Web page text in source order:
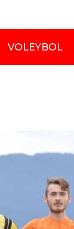
VOLEYBOL